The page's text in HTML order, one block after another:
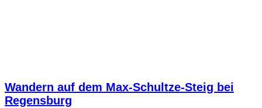
Wandern auf dem Max-Schultze-Steig bei
Regensburg